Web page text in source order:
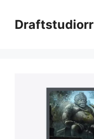
contentDraftstudiorr